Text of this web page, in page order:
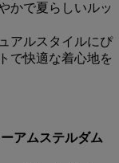
かで夏らしいルッ
アルスタイルにぴ
で快適な着心地を
ーアムステルダム